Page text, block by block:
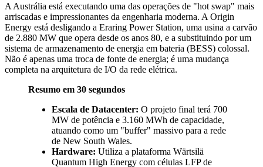
A Austrália está executando uma das operações de "hot swap" mais
arriscadas e impressionantes da engenharia moderna. A Origin
Energy está desligando a Eraring Power Station, uma usina a carvão
de 2.880 MW que opera desde os anos 80, e a substituindo por um
sistema de armazenamento de energia em bateria (BESS) colossal.
Não é apenas uma troca de fonte de energia; é uma mudança
completa na arquitetura de I/O da rede elétrica.
Resumo em 30 segundos
Escala de Datacenter: O projeto final terá 700
MW de potência e 3.160 MWh de capacidade,
atuando como um "buffer" massivo para a rede
de New South Wales.
Hardware: Utiliza a plataforma Wärtsilä
Quantum High Energy com células LFP de